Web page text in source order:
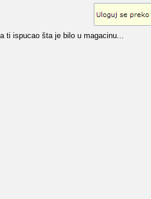
ti ispucao šta je bilo u magacinu...